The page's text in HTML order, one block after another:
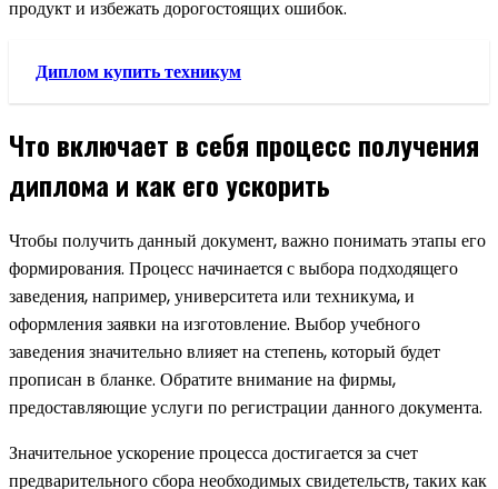
продукт и избежать дорогостоящих ошибок.
Диплом купить техникум
Что включает в себя процесс получения
диплома и как его ускорить
Чтобы получить данный документ, важно понимать этапы его
формирования. Процесс начинается с выбора подходящего
заведения, например, университета или техникума, и
оформления заявки на изготовление. Выбор учебного
заведения значительно влияет на степень, который будет
прописан в бланке. Обратите внимание на фирмы,
предоставляющие услуги по регистрации данного документа.
Значительное ускорение процесса достигается за счет
предварительного сбора необходимых свидетельств, таких как